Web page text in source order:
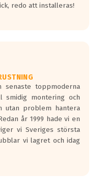
redo att installeras!
senaste toppmoderna
smidig montering och
utan problem hantera
år 1999 hade vi en
vi Sveriges största
vi lagret och idag